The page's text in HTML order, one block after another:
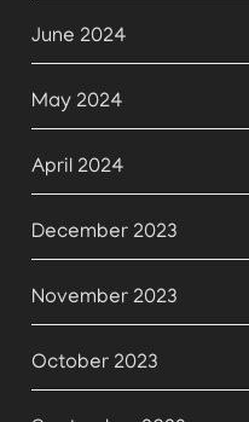
June 2024
May 2024
April 2024
December 2023
November 2023
October 2023